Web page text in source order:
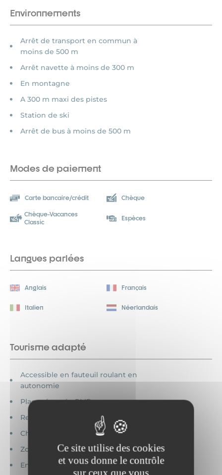
Ce site utilise des cookies
et vous donne le contrôle
Environnements
Arrêt de transport en commun à
moins de 500 m
Arrêt navette à moins de 300 m
En montagne
A 300 m maxi des pistes
Station de ski
Arrêt de bus à moins de 500 m
Modes de paiement
Carte bancaire/crédit Chèque
Chèque-Vacances
Classic
Espèces
Langues parlées
Anglais Français
Italien Néerlandais
Tourisme adapté
Accessible en fauteuil roulant en
autonomie
Place réservée PMR
Revêtement dur
Cheminement de plain-pied
Zone de circulation dégagée
Entrée accessible